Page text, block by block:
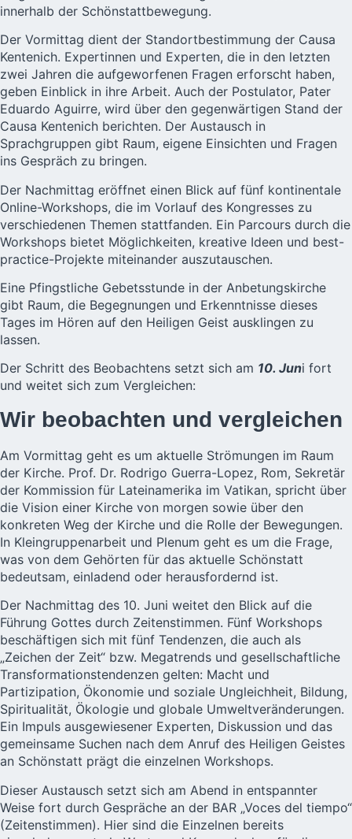
innerhalb der Schönstattbewegung.
Der Vormittag dient der Standortbestimmung der Causa
Kentenich. Expertinnen und Experten, die in den letzten
zwei Jahren die aufgeworfenen Fragen erforscht haben,
geben Einblick in ihre Arbeit. Auch der Postulator, Pater
Eduardo Aguirre, wird über den gegenwärtigen Stand der
Causa Kentenich berichten. Der Austausch in
Sprachgruppen gibt Raum, eigene Einsichten und Fragen
ins Gespräch zu bringen.
Der Nachmittag eröffnet einen Blick auf fünf kontinentale
Online-Workshops, die im Vorlauf des Kongresses zu
verschiedenen Themen stattfanden. Ein Parcours durch die
Workshops bietet Möglichkeiten, kreative Ideen und best-
practice-Projekte miteinander auszutauschen.
Eine Pfingstliche Gebetsstunde in der Anbetungskirche
gibt Raum, die Begegnungen und Erkenntnisse dieses
Tages im Hören auf den Heiligen Geist ausklingen zu
lassen.
Der Schritt des Beobachtens setzt sich am 10. Juni fort
und weitet sich zum Vergleichen:
Wir beobachten und vergleichen
Am Vormittag geht es um aktuelle Strömungen im Raum
der Kirche. Prof. Dr. Rodrigo Guerra-Lopez, Rom, Sekretär
der Kommission für Lateinamerika im Vatikan, spricht über
die Vision einer Kirche von morgen sowie über den
konkreten Weg der Kirche und die Rolle der Bewegungen.
In Kleingruppenarbeit und Plenum geht es um die Frage,
was von dem Gehörten für das aktuelle Schönstatt
bedeutsam, einladend oder herausfordernd ist.
Der Nachmittag des 10. Juni weitet den Blick auf die
Führung Gottes durch Zeitenstimmen. Fünf Workshops
beschäftigen sich mit fünf Tendenzen, die auch als
„Zeichen der Zeit“ bzw. Megatrends und gesellschaftliche
Transformationstendenzen gelten: Macht und
Partizipation, Ökonomie und soziale Ungleichheit, Bildung,
Spiritualität, Ökologie und globale Umweltveränderungen.
Ein Impuls ausgewiesener Experten, Diskussion und das
gemeinsame Suchen nach dem Anruf des Heiligen Geistes
an Schönstatt prägt die einzelnen Workshops.
Dieser Austausch setzt sich am Abend in entspannter
Weise fort durch Gespräche an der BAR „Voces del tiempo“
(Zeitenstimmen). Hier sind die Einzelnen bereits